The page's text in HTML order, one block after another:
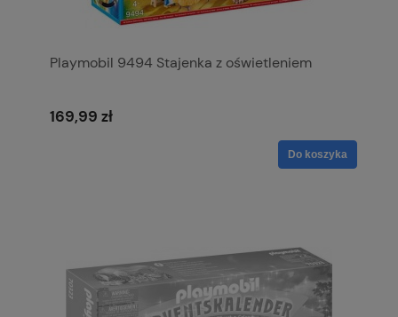
Playmobil 9494 Stajenka z oświetleniem
169,99 zł
Do koszyka